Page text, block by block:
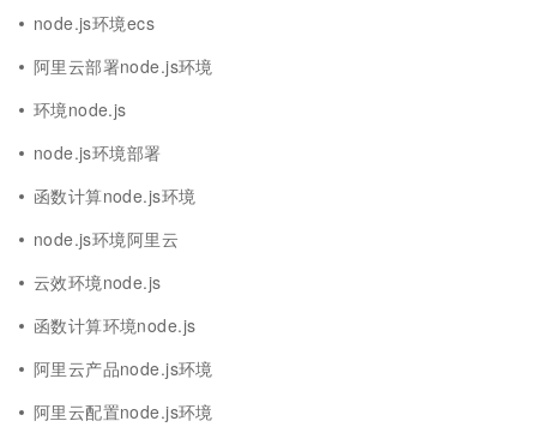
node.js环境ecs
阿里云部署node.js环境
环境node.js
node.js环境部署
函数计算node.js环境
node.js环境阿里云
云效环境node.js
函数计算环境node.js
阿里云产品node.js环境
阿里云配置node.js环境